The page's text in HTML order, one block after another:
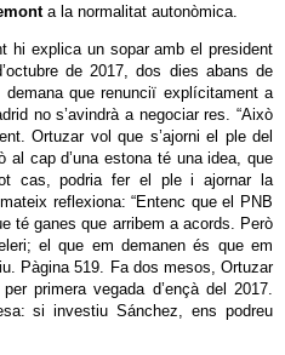
a la normalitat autonòmica.
hi explica un sopar amb el president
de 2017, dos dies abans de
que renunciï explícitament a
no s’avindrà a negociar res. “Això
Ortuzar vol que s’ajorni el ple del
al cap d’una estona té una idea, que
cas, podria fer el ple i ajornar la
reflexiona: “Entenc que el PNB
té ganes que arribem a acords. Però
el que em demanen és que em
Pàgina 519. Fa dos mesos, Ortuzar
primera vegada d’ençà del 2017.
si investiu Sánchez, ens podreu